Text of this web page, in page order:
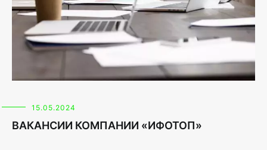
15.05.2024
ВАКАНСИИ КОМПАНИИ «ИФОТОП»